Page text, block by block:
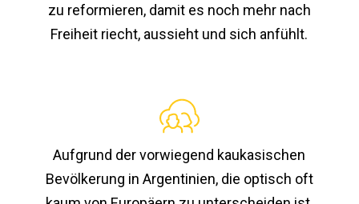
zu reformieren, damit es noch mehr nach
Freiheit riecht, aussieht und sich anfühlt.
Aufgrund der vorwiegend kaukasischen
Bevölkerung in Argentinien, die optisch oft